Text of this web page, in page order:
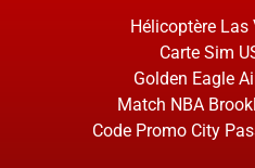
Hélicoptère Las
Carte Sim
Golden Eagle
Match NBA
Code Promo City